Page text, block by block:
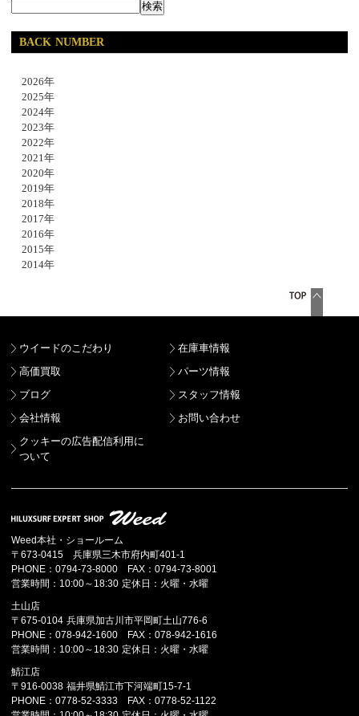
BACK NUMBER
2026年
2025年
2024年
2023年
2022年
2021年
2020年
2019年
2018年
2017年
2016年
2015年
2014年
ウイードのこだわり
在庫車情報
高価買取
パーツ情報
ブログ
スタッフ情報
会社情報
お問い合わせ
クッキーの広告配信利用に
ついて
Weed本社・ショールーム
〒673-0415 兵庫県三木市府内町401-1
PHONE：0794-73-8000 FAX：0794-73-8001
営業時間：10:00～18:30 定休日：火曜・水曜
土山店
〒675-0104 兵庫県加古川市平岡町土山776-6
PHONE：078-942-1600 FAX：078-942-1616
営業時間：10:00～18:30 定休日：火曜・水曜
鯖江店
〒916-0038 福井県鯖江市下河端町15-7-1
PHONE：0778-52-3333 FAX：0778-52-1122